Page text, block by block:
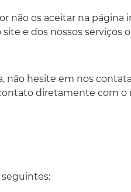
os aceitar na página
e dos nossos serviços
hesite em nos
diretamente com o